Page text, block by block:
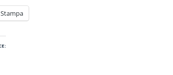
Stampa